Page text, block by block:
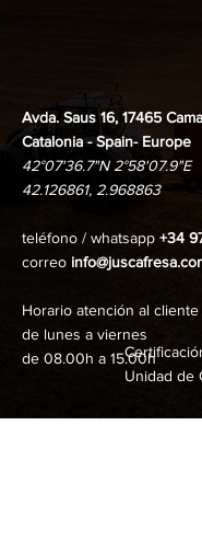
Avda. Saus 16, 17465
Catalonia - Spain- Europe
42°07'36.7"N 2°58'07.9"E
42.126861, 2.968863
teléfono / whatsapp+34
correo
Horario atención al cliente
de lunes a viernes
de 08.00h a 15.00h
Unidad de